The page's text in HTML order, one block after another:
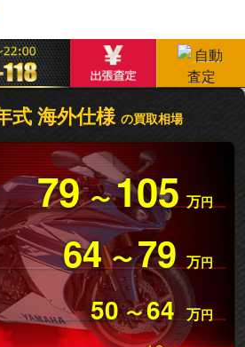
式 海外仕様の買取相場
79 〜105 万円
64 〜79 万円
50 〜64 万円